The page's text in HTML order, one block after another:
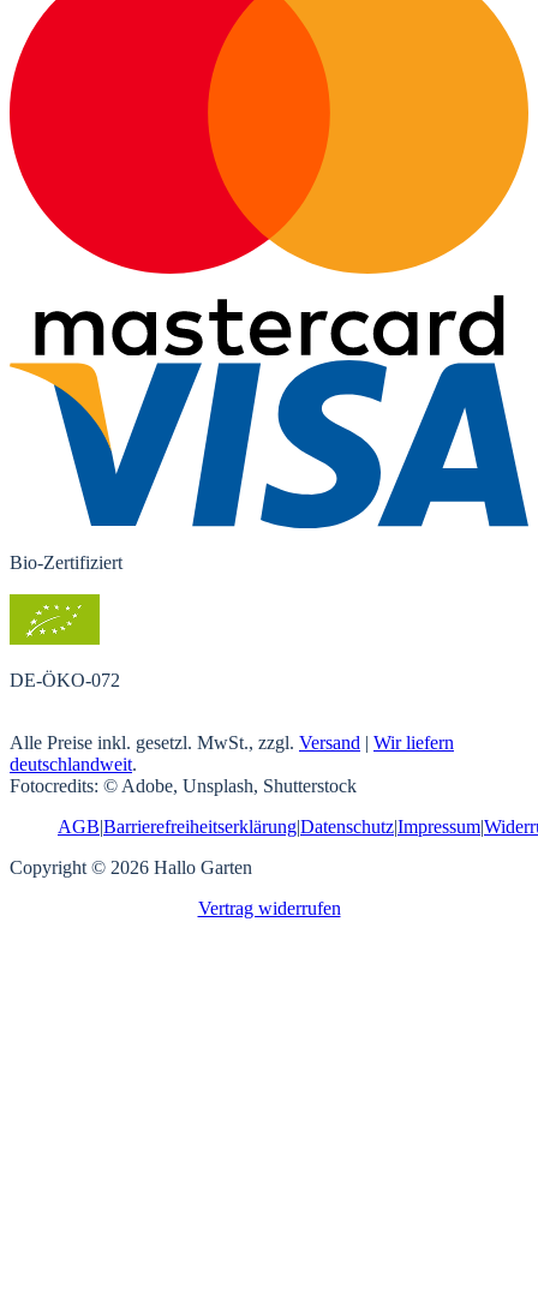
Bio-Zertifiziert
DE-ÖKO-072
Alle Preise inkl. gesetzl. MwSt., zzgl. Versand | Wir liefern
deutschlandweit.
Fotocredits: © Adobe, Unsplash, Shutterstock
AGB|Barrierefreiheitserklärung|Datenschutz|Impressum|
Copyright © 2026 Hallo Garten
Vertrag widerrufen